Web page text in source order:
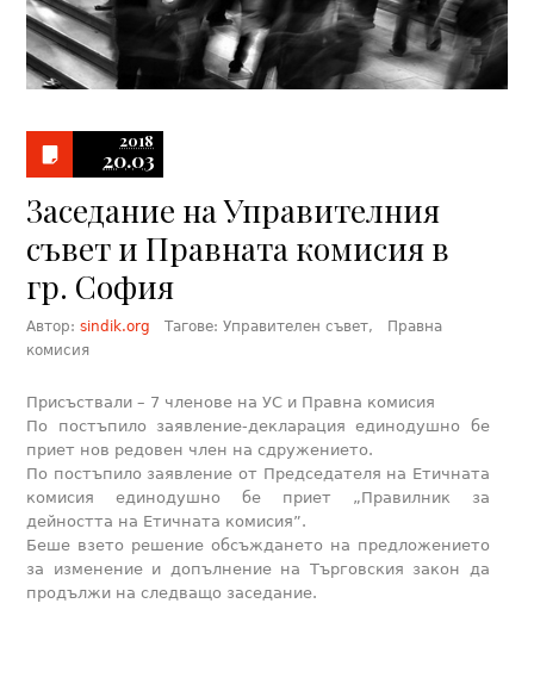
2018
20.03
Заседание на Управителния
съвет и Правната комисия в
гр. София
Автор:sindik.org Тагове:Управителен съвет,
Правна
комисия
Присъствали – 7 членове на УС и Правна комисия
По постъпило заявление-декларация единодушно бе
приет нов редовен член на сдружението.
По постъпило заявление от Председателя на Етичната
комисия единодушно бе приет „Правилник за
дейността на Етичната комисия”.
Беше взето решение обсъждането на предложението
за изменение и допълнение на Търговския закон да
продължи на следващо заседание.